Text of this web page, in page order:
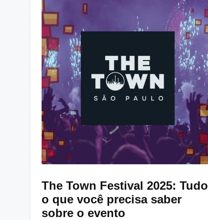
The Town Festival 2025: Tudo
o que você precisa saber
sobre o evento